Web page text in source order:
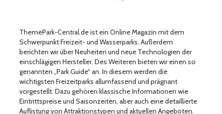
ThemePark-Central.de ist ein Online Magazin mit dem
Schwerpunkt Freizeit- und Wasserparks. Außerdem
berichten wir über Neuheiten und neue Technologien der
einschlägigen Hersteller. Des Weiteren bieten wir einen so
genannten „Park Guide“ an. In diesem werden die
wichtigsten Freizeitparks allumfassend und prägnant
vorgestellt. Dazu gehören klassische Informationen wie
Eintrittspreise und Saisonzeiten, aber auch eine detaillierte
Auflistung von Attraktionstypen und aktuellen Angeboten.